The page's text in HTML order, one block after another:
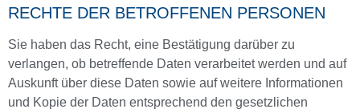
RECHTE DER BETROFFENEN PERSONEN
Sie haben das Recht, eine Bestätigung darüber zu
verlangen, ob betreffende Daten verarbeitet werden und auf
Auskunft über diese Daten sowie auf weitere Informationen
und Kopie der Daten entsprechend den gesetzlichen